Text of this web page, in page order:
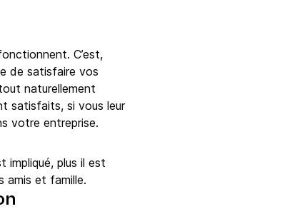
C’est,
de satisfaire vos
naturellement
satisfaits, si vous leur
votre entreprise.
impliqué, plus il est
amis et famille.